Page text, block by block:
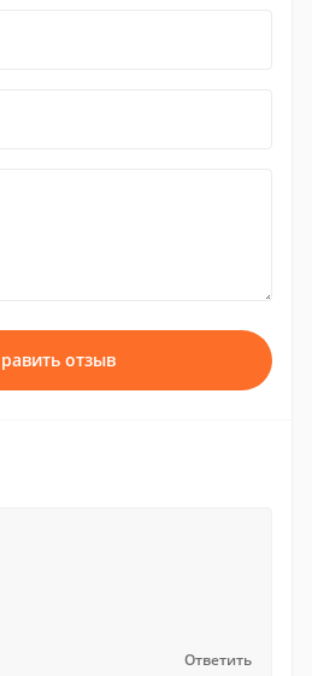
отзыв
Ответить